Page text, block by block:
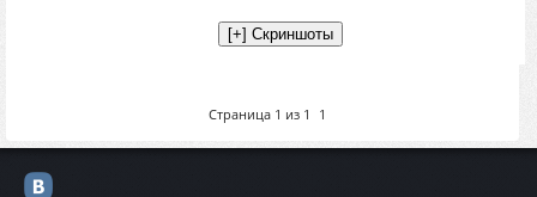
Страница 1 из 1 1